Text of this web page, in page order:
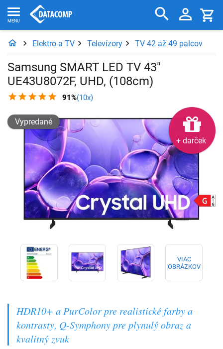
Elektro a TV Televízory TV 42 až 49 palcov
Samsung SMART LED TV 43"
UE43U8072F, UHD, (108cm)
91%(10x)
VIAC
OBRÁZKOV
Vypredané
+ darček
HDR10+ a PurColor pre realistické farby a
kontrasty, Q-Symphony pre plynulý obraz a
kvalitný zvuk